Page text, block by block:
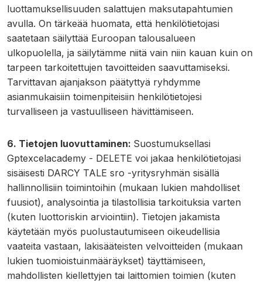
luottamuksellisuuden salattujen maksutapahtumien
avulla. On tärkeää huomata, että henkilötietojasi
saatetaan säilyttää Euroopan talousalueen
ulkopuolella, ja säilytämme niitä vain niin kauan kuin on
tarpeen tarkoitettujen tavoitteiden saavuttamiseksi.
Tarvittavan ajanjakson päätyttyä ryhdymme
asianmukaisiin toimenpiteisiin henkilötietojesi
turvalliseen ja vastuulliseen hävittämiseen.
6. Tietojen luovuttaminen: Suostumuksellasi
Gptexcelacademy - DELETE voi jakaa henkilötietojasi
sisäisesti DARCY TALE sro -yritysryhmän sisällä
hallinnollisiin toimintoihin (mukaan lukien mahdolliset
fuusiot), analysointia ja tilastollisia tarkoituksia varten
(kuten luottoriskin arviointiin). Tietojen jakamista
käytetään myös puolustautumiseen oikeudellisia
vaateita vastaan, lakisääteisten velvoitteiden (mukaan
lukien tuomioistuinmääräykset) täyttämiseen,
mahdollisten kiellettyjen tai laittomien toimien (kuten